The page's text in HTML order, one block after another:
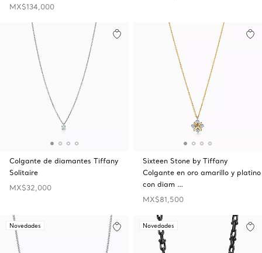
MX$134,000
Colgante de diamantes Tiffany
Solitaire
MX$32,000
Sixteen Stone by Tiffany
Colgante en oro amarillo y platino
con diam …
MX$81,500
Novedades Novedades